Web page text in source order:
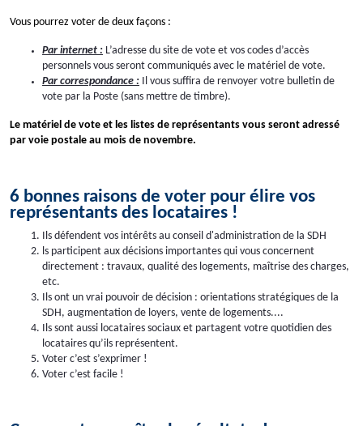
Vous pourrez voter de deux façons :
Par internet : L’adresse du site de vote et vos codes d’accès
personnels vous seront communiqués avec le matériel de vote.
Par correspondance :
Il vous suffira de renvoyer votre bulletin de
vote par la Poste (sans mettre de timbre).
Le matériel de vote et les listes de représentants vous seront adressé
par voie postale au mois de novembre.
6 bonnes raisons de voter pour élire vos
représentants des locataires !
Ils défendent vos intérêts au conseil d'administration de la SDH
ls participent aux décisions importantes qui vous concernent
directement : travaux, qualité des logements, maîtrise des charges,
etc.
Ils ont un vrai pouvoir de décision : orientations stratégiques de la
SDH, augmentation de loyers, vente de logements....
Ils sont aussi locataires sociaux et partagent votre quotidien des
locataires qu’ils représentent.
Voter c’est s’exprimer !
Voter c’est facile !